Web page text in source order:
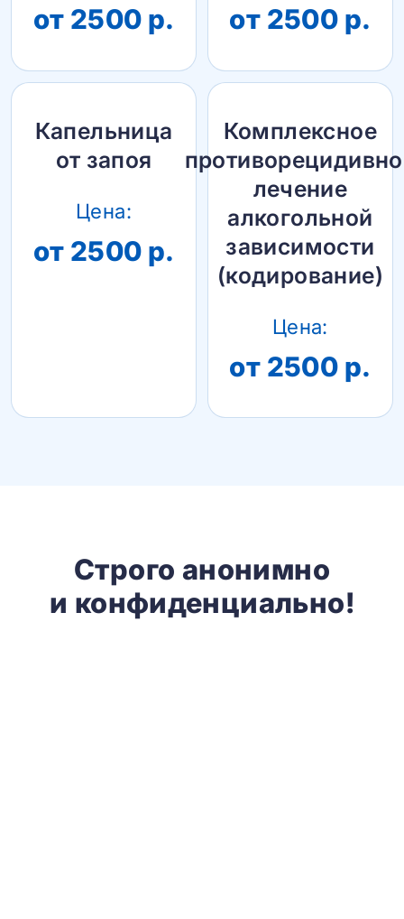
от 2500 р. от 2500 р.
Капельница
от запоя
Цена:
от 2500 р.
Комплексное
лечение
алкогольной
зависимости
(кодирование)
Цена:
от 2500 р.
Строго анонимно
и конфиденциально!